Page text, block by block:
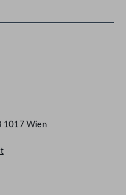
anzeigen
1017 Wien